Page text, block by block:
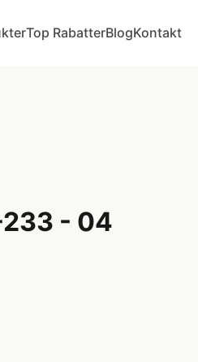
Top RabatterBlogKontakt
- 04